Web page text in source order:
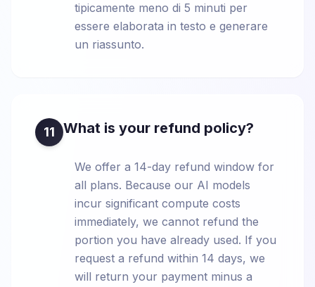
tipicamente meno di 5 minuti per
essere elaborata in testo e generare
un riassunto.
11 What is your refund policy?
We offer a 14-day refund window for
all plans. Because our AI models
incur significant compute costs
immediately, we cannot refund the
portion you have already used. If you
request a refund within 14 days, we
will return your payment minus a